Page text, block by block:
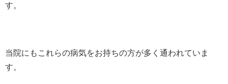
す。
当院にもこれらの病気をお持ちの方が多く通われていま
す。